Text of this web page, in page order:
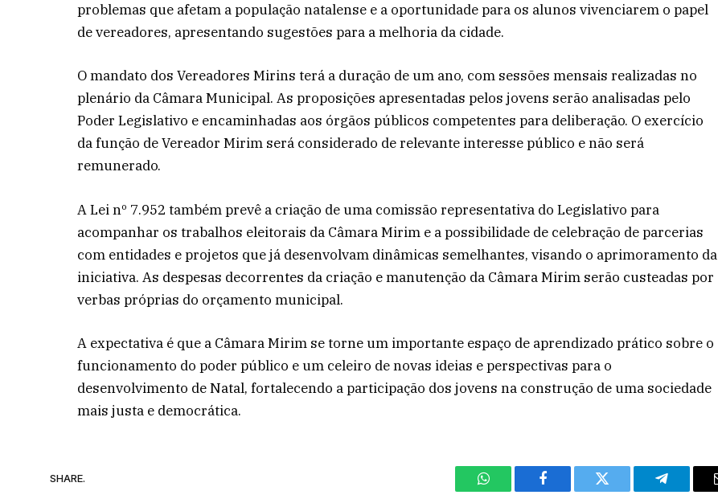
problemas que afetam a população natalense e a oportunidade para os alunos vivenciarem o papel
de vereadores, apresentando sugestões para a melhoria da cidade.
O mandato dos Vereadores Mirins terá a duração de um ano, com sessões mensais realizadas no
plenário da Câmara Municipal. As proposições apresentadas pelos jovens serão analisadas pelo
Poder Legislativo e encaminhadas aos órgãos públicos competentes para deliberação. O exercício
da função de Vereador Mirim será considerado de relevante interesse público e não será
remunerado.
A Lei nº 7.952 também prevê a criação de uma comissão representativa do Legislativo para
acompanhar os trabalhos eleitorais da Câmara Mirim e a possibilidade de celebração de parcerias
com entidades e projetos que já desenvolvam dinâmicas semelhantes, visando o aprimoramento da
iniciativa. As despesas decorrentes da criação e manutenção da Câmara Mirim serão custeadas por
verbas próprias do orçamento municipal.
A expectativa é que a Câmara Mirim se torne um importante espaço de aprendizado prático sobre o
funcionamento do poder público e um celeiro de novas ideias e perspectivas para o
desenvolvimento de Natal, fortalecendo a participação dos jovens na construção de uma sociedade
mais justa e democrática.
SHARE.
WhatsAppFacebook Twitter Telegram